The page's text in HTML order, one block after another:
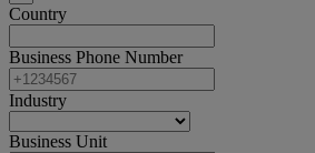
Country
Business Phone Number
Industry
Business Unit